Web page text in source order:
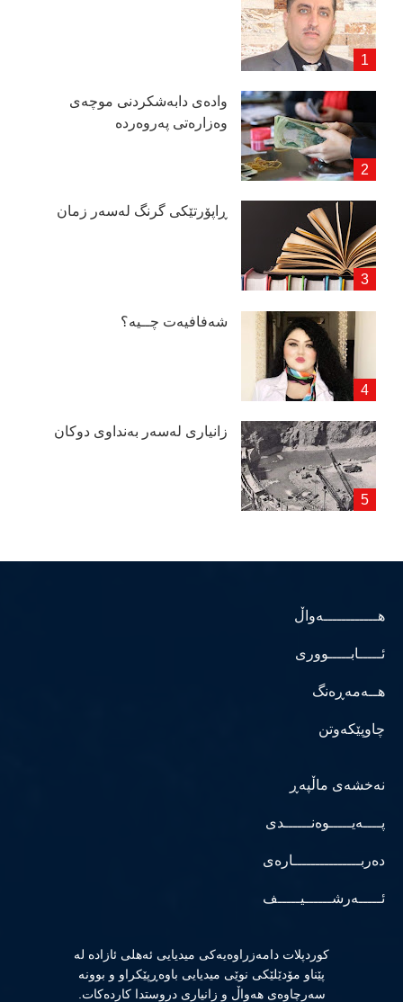
وادەی دابەشكردنی موچەی
وەزارەتی پەروەردە
ڕاپۆرتێكی گرنگ لەسەر زمان
شەفافیەت چــیە؟
زانیاری لەسەر بەنداوی دوكان
هــــــــــــەواڵ
ئـــــابـــــووری
هــەمەڕەنگ
چاوپێکەوتن
نەخشەی ماڵپەڕ
پــــەیـــــوەنــــــدی
دەربـــــــــــــــارەی
ئـــــەرشــــــیـــــف
كوردپلات دامەزراوەیەكی میدیایی ئەهلی ئازادە لە
پێناو مۆدێلێكی نوێی میدیایی باوەڕپێكراو و بوونە
سەرچاوەی هەواڵ و زانیاری دروستدا كاردەكات.